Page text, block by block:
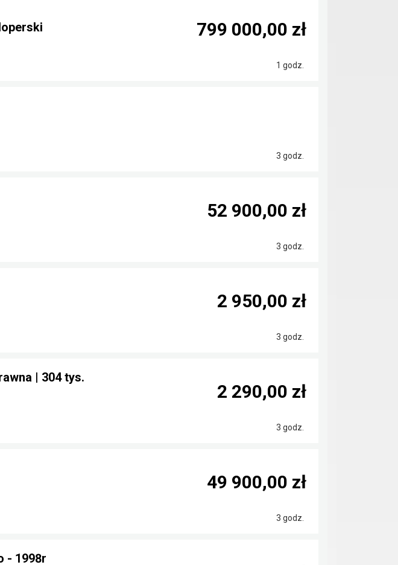
1 godz.
799 000,00 zł
3 godz.
3 godz.
52 900,00 zł
3 godz.
2 950,00 zł
| 304 tys.
3 godz.
2 290,00 zł
3 godz.
49 900,00 zł
- 1998r